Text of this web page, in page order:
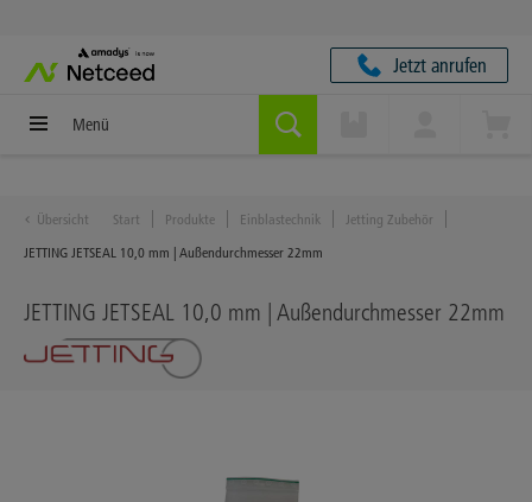
Jetzt anrufen
Menü
Übersicht Start Produkte Einblastechnik
Jetting Zubehör
JETTING JETSEAL 10,0 mm | Außendurchmesser 22mm
JETTING JETSEAL 10,0 mm | Außendurchmesser 22mm